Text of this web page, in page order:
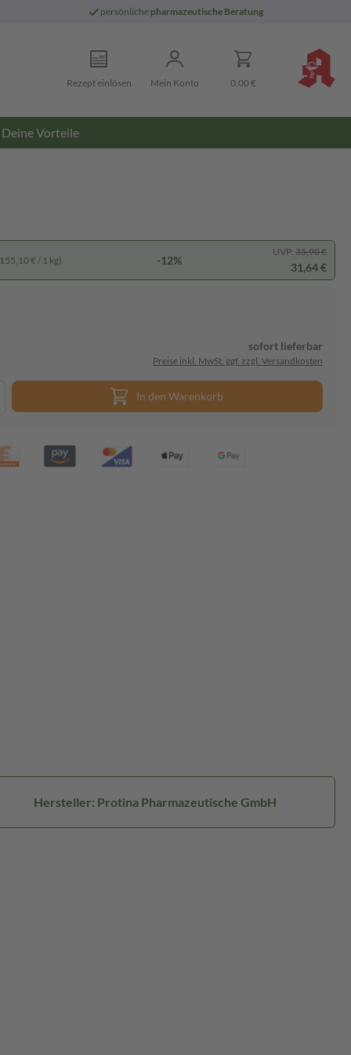
persönliche pharmazeutische Beratung
Rezept einlösen Mein Konto 0,00 €
Deine Vorteile
€ / 1 kg) -12%
UVP: 35,90 €
31,64 €
sofort lieferbar
Preise inkl. MwSt. ggf. zzgl. Versandkosten
In den Warenkorb
Hersteller: Protina Pharmazeutische GmbH